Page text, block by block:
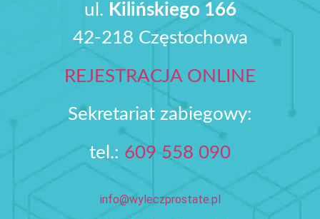
ul. Kilińskiego 166
42-218 Częstochowa
REJESTRACJA ONLINE
Sekretariat zabiegowy:
tel.: 609 558 090‬
info@wyleczprostate.pl